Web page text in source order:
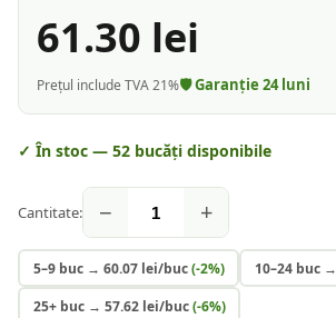
61.30 lei
Prețul include TVA 21%🛡️ Garanție 24luni
✓ În stoc — 52 bucăți disponibile
Cantitate: − +
5–9 buc→ 60.07lei/buc(-2%) 10–24 buc→
25+ buc→ 57.62lei/buc(-6%)